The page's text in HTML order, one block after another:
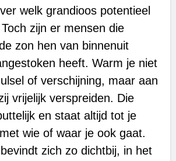
welk grandioos potentieel
zijn er mensen die
zon hen van binnenuit
heeft. Warm je niet
of verschijning, maar aan
vrijelijk verspreiden. Die
en staat altijd tot je
wie of waar je ook gaat.
zich zo dichtbij, in het